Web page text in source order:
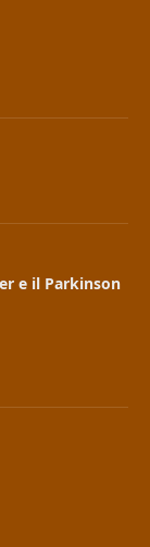
e il Parkinson